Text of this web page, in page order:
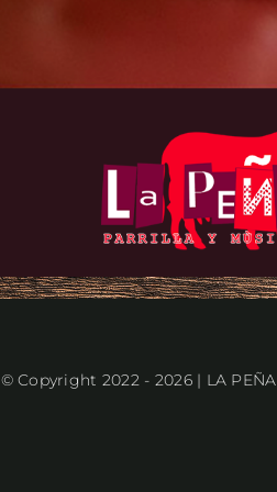
© Copyright 2022 - 2026 | LA PEÑA